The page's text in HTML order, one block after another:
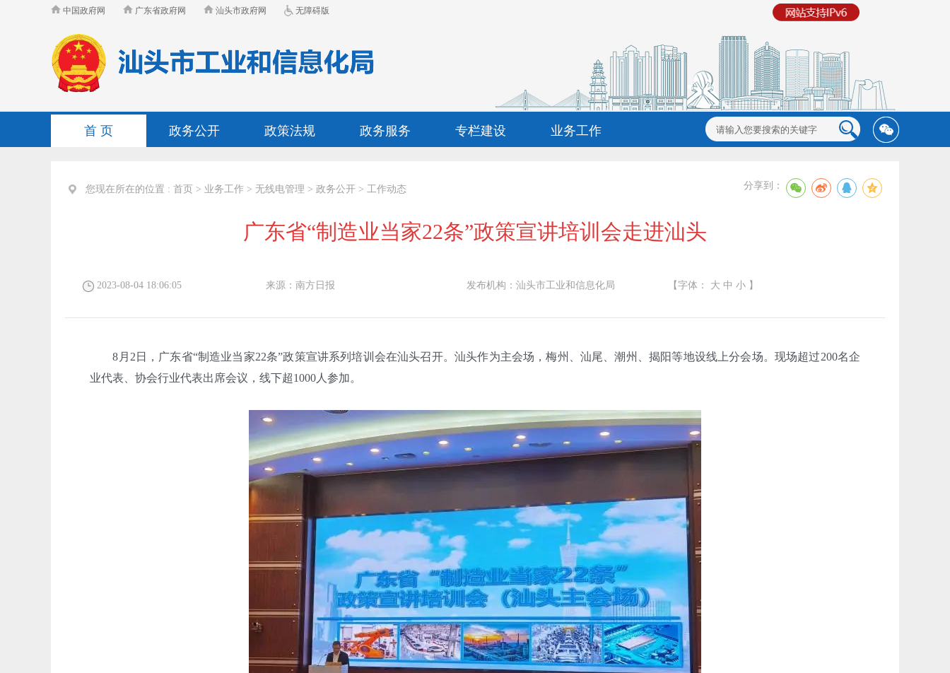
中国政府网 广东省政府网 汕头市政府网 无障碍版
首 页 政务公开 政策法规 政务服务 专栏建设 业务工作
您现在所在的位置 : 首页 > 业务工作 > 无线电管理 > 政务公开 > 工作动态 分享到：
广东省“制造业当家22条”政策宣讲培训会走进汕头
2023-08-04 18:06:05 来源：南方日报 发布机构：汕头市工业和信息化局 【字体： 大 中 小 】
8月2日，广东省“制造业当家22条”政策宣讲系列培训会在汕头召开。汕头作为主会场，梅州、汕尾、潮州、揭阳等地设线上分会场。现场超过200名企
业代表、协会行业代表出席会议，线下超1000人参加。